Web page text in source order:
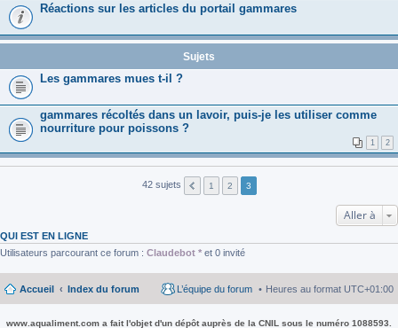
Réactions sur les articles du portail gammares
Sujets
Les gammares mues t-il ?
gammares récoltés dans un lavoir, puis-je les utiliser comme
nourriture pour poissons ?
1 2
42 sujets 1 2 3
Aller à
QUI EST EN LIGNE
Utilisateurs parcourant ce forum : Claudebot * et 0 invité
Accueil Index du forum Heures au format UTC+01:00
L’équipe du forum
www.aqualiment.com a fait l'objet d'un dépôt auprès de la CNIL sous le numéro 1088593.